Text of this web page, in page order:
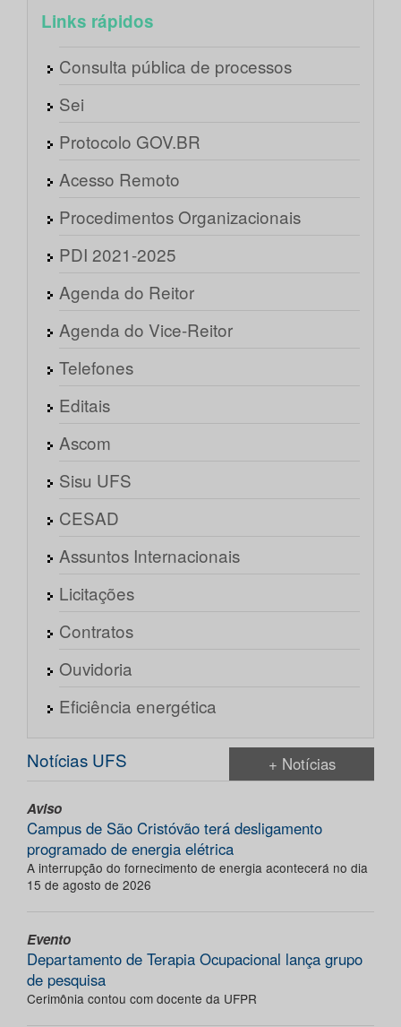
Links rápidos
Consulta pública de processos
Sei
Protocolo GOV.BR
Acesso Remoto
Procedimentos Organizacionais
PDI 2021-2025
Agenda do Reitor
Agenda do Vice-Reitor
Telefones
Editais
Ascom
Sisu UFS
CESAD
Assuntos Internacionais
Licitações
Contratos
Ouvidoria
Eficiência energética
Notícias UFS + Notícias
Aviso
Campus de São Cristóvão terá desligamento
programado de energia elétrica
A interrupção do fornecimento de energia acontecerá no dia
15 de agosto de 2026
Evento
Departamento de Terapia Ocupacional lança grupo
de pesquisa
Cerimônia contou com docente da UFPR